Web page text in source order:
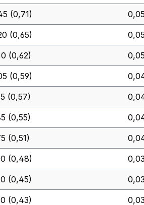
(0,71)
(0,65)
(0,62)
(0,59)
(0,57)
(0,55)
(0,51)
(0,48)
(0,45)
(0,43)